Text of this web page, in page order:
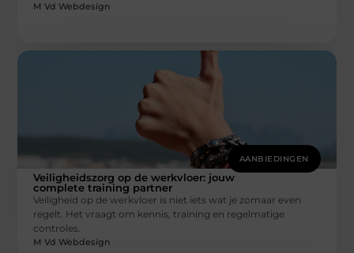
M Vd Webdesign
AANBIEDINGEN
Veiligheidszorg op de werkvloer: jouw
complete training partner
Veiligheid op de werkvloer is niet iets wat je zomaar even
regelt. Het vraagt om kennis, training en regelmatige
controles.
M Vd Webdesign